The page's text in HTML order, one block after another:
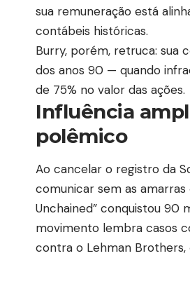
sua remuneração está
contábeis históricas.
Burry, porém, retruca: sua
dos anos 90 — quando
de 75% no valor das ações.
Influência
polêmico
Ao cancelar o registro da
comunicar sem as amarras
Unchained” conquistou 90
movimento lembra casos
contra o Lehman